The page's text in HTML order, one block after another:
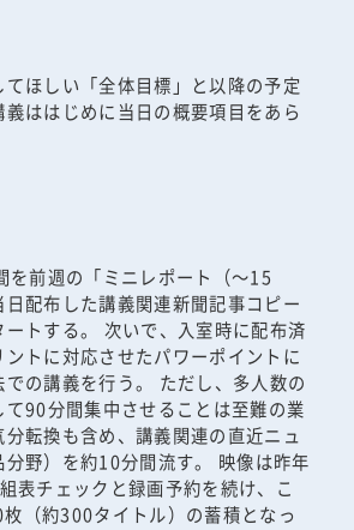
ほしい「全体目標」と以降の予定
ははじめに当日の概要項目をあら
を前週の「ミニレポート（～15
配布した講義関連新聞記事コピー
トする。 次いで、入室時に配布済
トに対応させたパワーポイントに
の講義を行う。 ただし、多人数の
て90分間集中させることは至難の業
転換も含め、講義関連の直近ニュ
分野）を約10分間流す。 映像は昨年
表チェックと録画予約を続け、こ
（約300タイトル）の蓄積となっ